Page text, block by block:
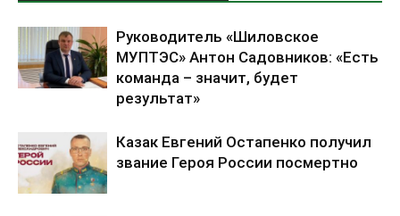
Руководитель «Шиловское
МУПТЭС» Антон Садовников: «Есть
команда – значит, будет
результат»
Казак Евгений Остапенко получил
звание Героя России посмертно